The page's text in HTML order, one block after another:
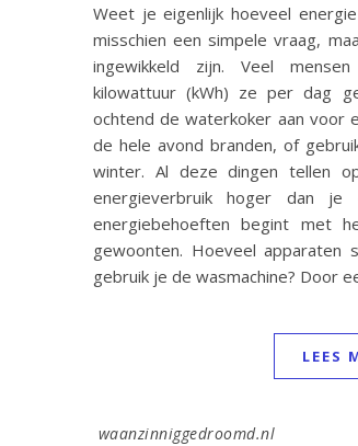
Weet je eigenlijk hoeveel
misschien een simpele vraag,
ingewikkeld zijn. Veel
kilowattuur (kWh) ze per dag
ochtend de waterkoker aan voor
de hele avond branden, of
winter. Al deze dingen tellen
energieverbruik hoger dan
energiebehoeften begint met
gewoonten. Hoeveel apparaten
gebruik je de wasmachine? Door
LEES
waanzinniggedroomd.nl